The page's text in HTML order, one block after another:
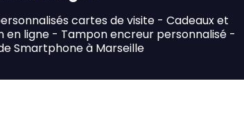
cartes de visite- Cadeaux et
en ligne - Tampon encreur personnalisé -
Smartphone à Marseille